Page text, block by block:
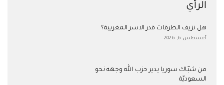
الرأي
هل نزيف الطرقات قدر الاسر المغربية؟
أغسطس 6, 2026
من شبّاك سوريا يدير حزب الله وجهه نحو
السعوديّة